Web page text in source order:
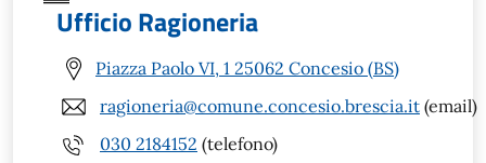
Ufficio Ragioneria
Piazza Paolo VI, 1 25062 Concesio (BS)
ragioneria@comune.concesio.brescia.it (email)
030 2184152 (telefono)